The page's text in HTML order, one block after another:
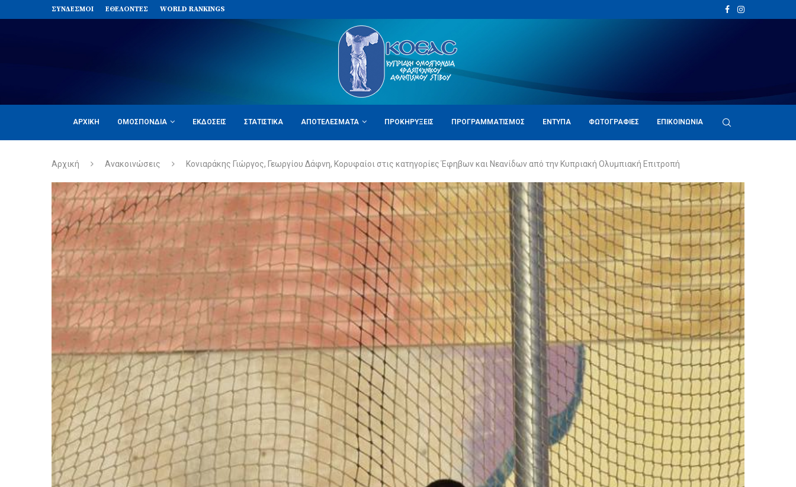
ΣΥΝΔΈΣΜΟΙ ΕΘΕΛΟΝΤΈΣ WORLD RANKINGS
ΑΡΧΙΚΉ ΟΜΟΣΠΟΝΔΊΑ ΕΚΔΌΣΕΙΣ ΣΤΑΤΙΣΤΙΚΆ ΑΠΟΤΕΛΈΣΜΑΤΑ ΠΡΟΚΗΡΎΞΕΙΣ ΠΡΟΓΡΑΜΜΑΤΙΣΜΌΣ ΈΝΤΥΠΑ ΦΩΤΟΓΡΑΦΊΕΣ ΕΠΙΚΟΙΝΩΝΊΑ
Αρχική Ανακοινώσεις Κονιαράκης Γιώργος, Γεωργίου Δάφνη, Κορυφαίοι στις κατηγορίες Έφηβων και Νεανίδων από την Κυπριακή Ολυμπιακή Επιτροπή